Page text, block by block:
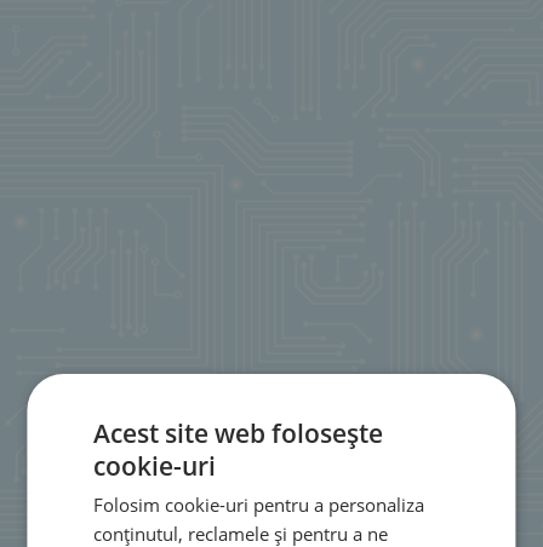
Acest site web folosește
cookie-uri
Folosim cookie-uri pentru a personaliza
conținutul, reclamele și pentru a ne